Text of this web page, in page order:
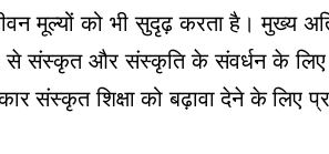
मूल्यों को भी सुदृढ़ करता है। मुख्य
संस्कृत और संस्कृति के संवर्धन के लिए
संस्कृत शिक्षा को बढ़ावा देने के लिए